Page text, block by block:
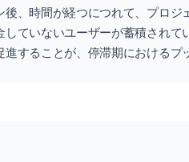
後、時間が経つにつれて、プロジ
していないユーザーが蓄積され
進することが、停滞期におけるプ